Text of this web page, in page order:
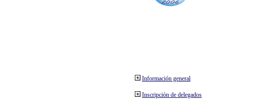
Información general
Inscripción de delegados